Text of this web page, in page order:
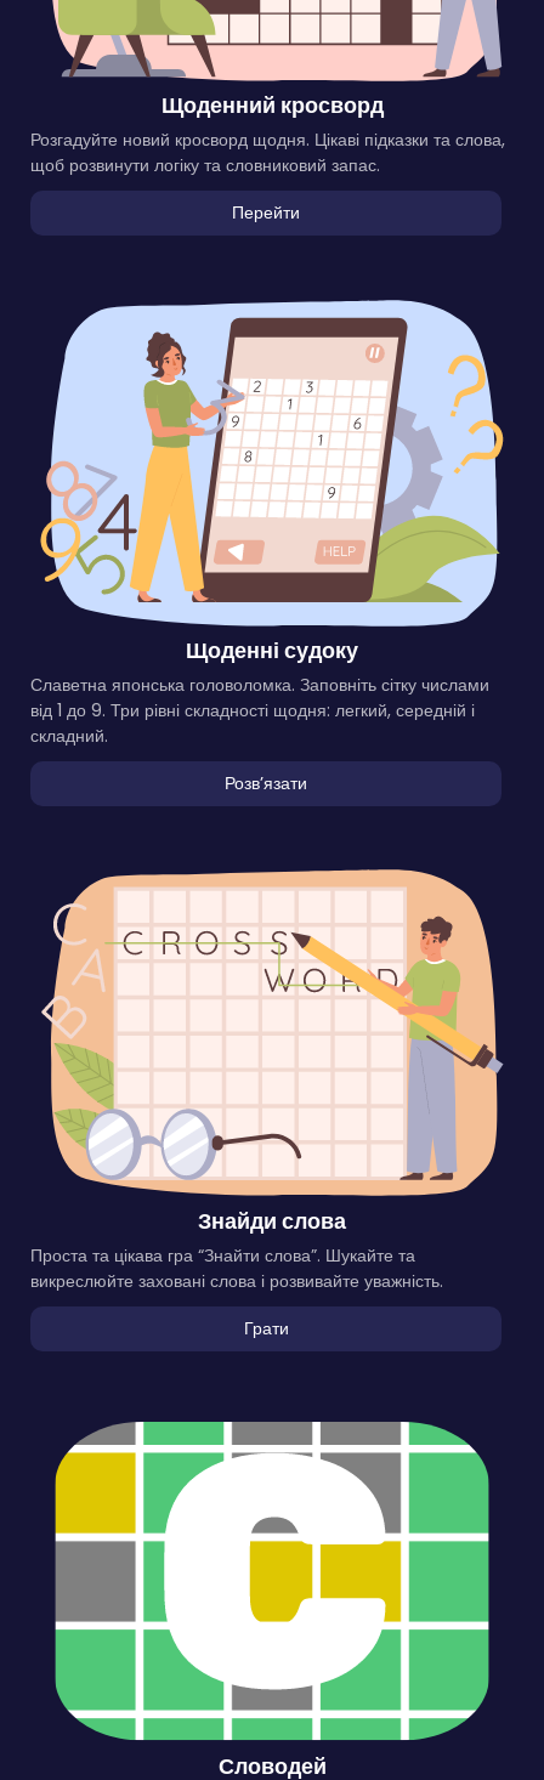
Щоденний кросворд
Розгадуйте новий кросворд щодня. Цікаві підказки та слова,
щоб розвинути логіку та словниковий запас.
Перейти
Щоденні судоку
Славетна японська головоломка. Заповніть сітку числами
від 1 до 9. Три рівні складності щодня: легкий, середній і
складний.
Розвʼязати
Знайди слова
Проста та цікава гра “Знайти слова”. Шукайте та
викреслюйте заховані слова і розвивайте уважність.
Грати
Словодей